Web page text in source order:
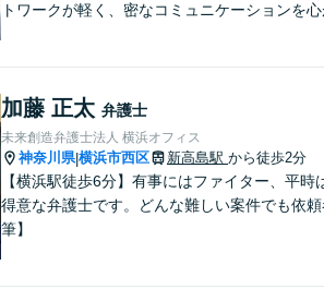
トワークが軽く、密なコミュニケーションを心
加藤 正太 弁護士
未来創造弁護士法人 横浜オフィス
神奈川県|横浜市西区 新高島駅 から徒歩2分
【横浜駅徒歩6分】有事にはファイター、平
得意な弁護士です。どんな難しい案件でも依
筆】